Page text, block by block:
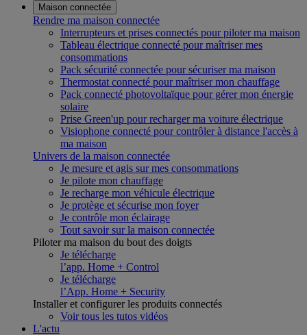
Maison connectée
Rendre ma maison connectée
Interrupteurs et prises connectés pour piloter ma maison
Tableau électrique connecté pour maîtriser mes
consommations
Pack sécurité connectée pour sécuriser ma maison
Thermostat connecté pour maîtriser mon chauffage
Pack connecté photovoltaïque pour gérer mon énergie
solaire
Prise Green'up pour recharger ma voiture électrique
Visiophone connecté pour contrôler à distance l'accès à
ma maison
Univers de la maison connectée
Je mesure et agis sur mes consommations
Je pilote mon chauffage
Je recharge mon véhicule électrique
Je protège et sécurise mon foyer
Je contrôle mon éclairage
Tout savoir sur la maison connectée
Piloter ma maison du bout des doigts
Je télécharge
l’app. Home + Control
Je télécharge
l’App. Home + Security
Installer et configurer les produits connectés
Voir tous les tutos vidéos
L'actu